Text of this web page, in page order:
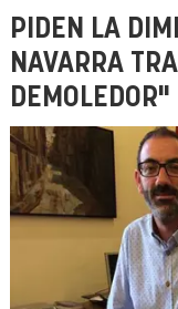
PIDEN LA
NAVARRA